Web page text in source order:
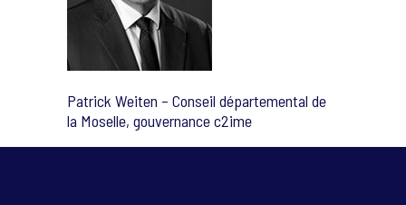
Patrick Weiten – Conseil départemental de
la Moselle, gouvernance c2ime